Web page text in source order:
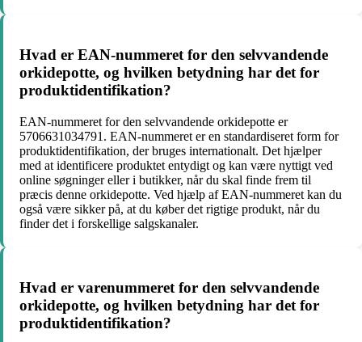
Hvad er EAN-nummeret for den selvvandende
orkidepotte, og hvilken betydning har det for
produktidentifikation?
EAN-nummeret for den selvvandende orkidepotte er
5706631034791. EAN-nummeret er en standardiseret form for
produktidentifikation, der bruges internationalt. Det hjælper
med at identificere produktet entydigt og kan være nyttigt ved
online søgninger eller i butikker, når du skal finde frem til
præcis denne orkidepotte. Ved hjælp af EAN-nummeret kan du
også være sikker på, at du køber det rigtige produkt, når du
finder det i forskellige salgskanaler.
Hvad er varenummeret for den selvvandende
orkidepotte, og hvilken betydning har det for
produktidentifikation?